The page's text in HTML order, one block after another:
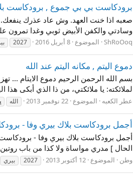
برودكاست بي بي جموع , برودكاست بلاك بيري باقي 2027 ,
صعبه اذا خنت العهد. وش عاد عذرك
وسادتي والكفن الأبيض ثوبي وغدا تمرون
ShRoOoq الموضوع 8 أبريل 2016 2027
دموع اليتم , مكانه اليتم عند الله
بسم الله الرحمن الرحيم دموع الايتام ...
لملائكته: يا ملائكتي، من ذا الذي أبكى هذا
عطر الكعبه الموضوع 22 نوفمبر 2013 الله
أجمل برودكاست بلاك بيري وفا -
الحال ] مدري مواساة ولا كذا من باب روتين و حقـوق 3-| ؟ ! على العمـوم بـ ( خيـر و الحمـد لله ما غير جيتك
وطن الموضوع 12 أكتوبر 2013 2027 بيري